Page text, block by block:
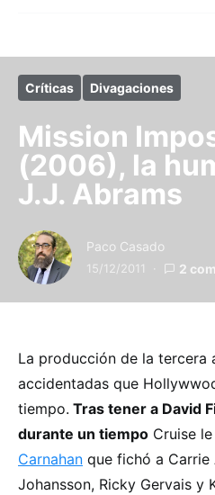
Críticas Divagaciones
Mission
(2006), la
J.J. Abrams
Paco Casado
15/12/2011 2
La producción de la tercera
accidentadas que
tiempo. Tras tener a David
durante un tiempo Cruise
Carnahan que fichó a Carrie
Johansson, Ricky Gervais y